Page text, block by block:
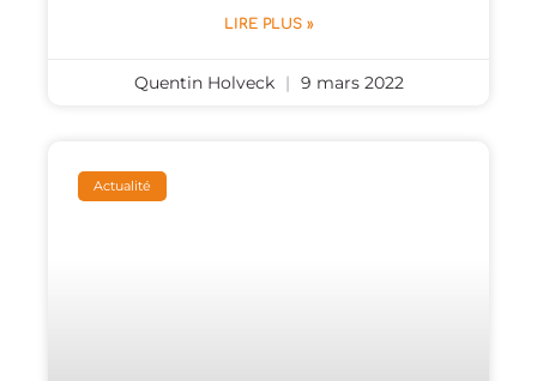
LIRE PLUS »
Quentin Holveck 9 mars 2022
Actualité